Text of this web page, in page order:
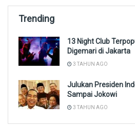
Trending
13 Night Club
Digemari di Jakarta
3 TAHUN AGO
Julukan Presiden
Sampai Jokowi
3 TAHUN AGO